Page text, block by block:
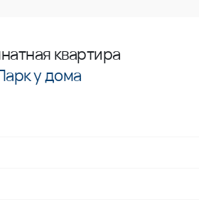
квартира
у дома